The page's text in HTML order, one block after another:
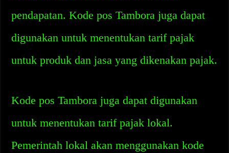
pendapatan. Kode pos Tambora juga dapat
digunakan untuk menentukan tarif pajak
untuk produk dan jasa yang dikenakan pajak.
Kode pos Tambora juga dapat digunakan
untuk menentukan tarif pajak lokal.
Pemerintah lokal akan menggunakan kode